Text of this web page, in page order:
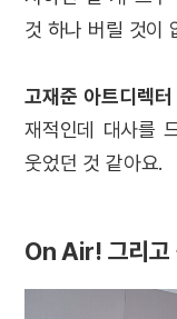
것 하나 버릴 것이
고재준 아트디렉터
재적인데 대사를
웃었던 것 같아요.
On Air! 그리고